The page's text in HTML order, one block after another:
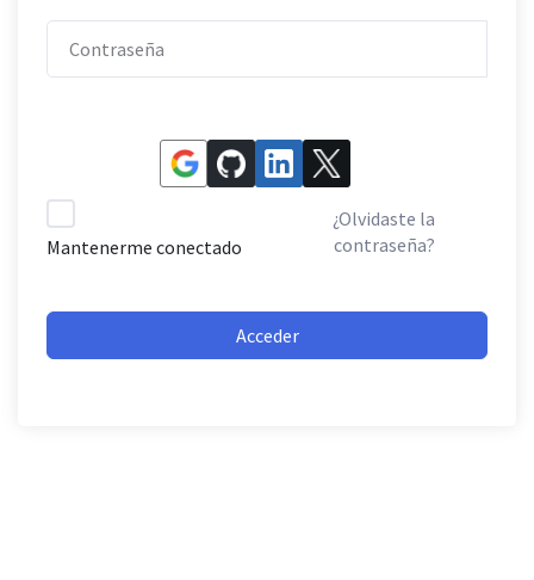
Mantenerme conectado
¿Olvidaste la
contraseña?
Acceder